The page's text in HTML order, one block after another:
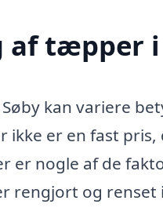
tæpper i
kan variere
ikke er en fast
er nogle af de
rengjort og renset